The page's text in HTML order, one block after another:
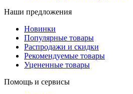
Наши предложения
Новинки
Популярные товары
Распродажи и скидки
Рекомендуемые товары
Уцененные товары
Помощь и сервисы